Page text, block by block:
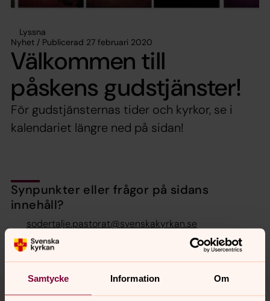
Samtycke Information Om
Lyssna
Nyhet / Publicerad 27 februari 2020
Välkommen till
påskens gudstjänster!
För gudstjänsternas tider och kyrkor, se i
kalendariet längre ned på sidan!
Synpunkter eller frågor på sidans
innehåll?
sodertalje.pastorat@svenskakyrkan.se
Dela
Tillbaka till toppen
Tillbaka till innehållet